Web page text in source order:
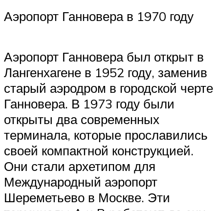
Аэропорт Ганновера в 1970 году
Аэропорт Ганновера был открыт в
Лангенхагене в 1952 году, заменив
старый аэродром в городской черте
Ганновера. В 1973 году были
открыты два современных
терминала, которые прославились
своей компактной конструкцией.
Они стали архетипом для
Международный аэропорт
Шереметьево в Москве. Эти